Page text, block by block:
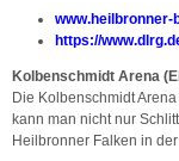
www.heilbronner-
https://
Kolbenschmidt Arena
Die Kolbenschmidt
kann man nicht nur
Heilbronner Falken in